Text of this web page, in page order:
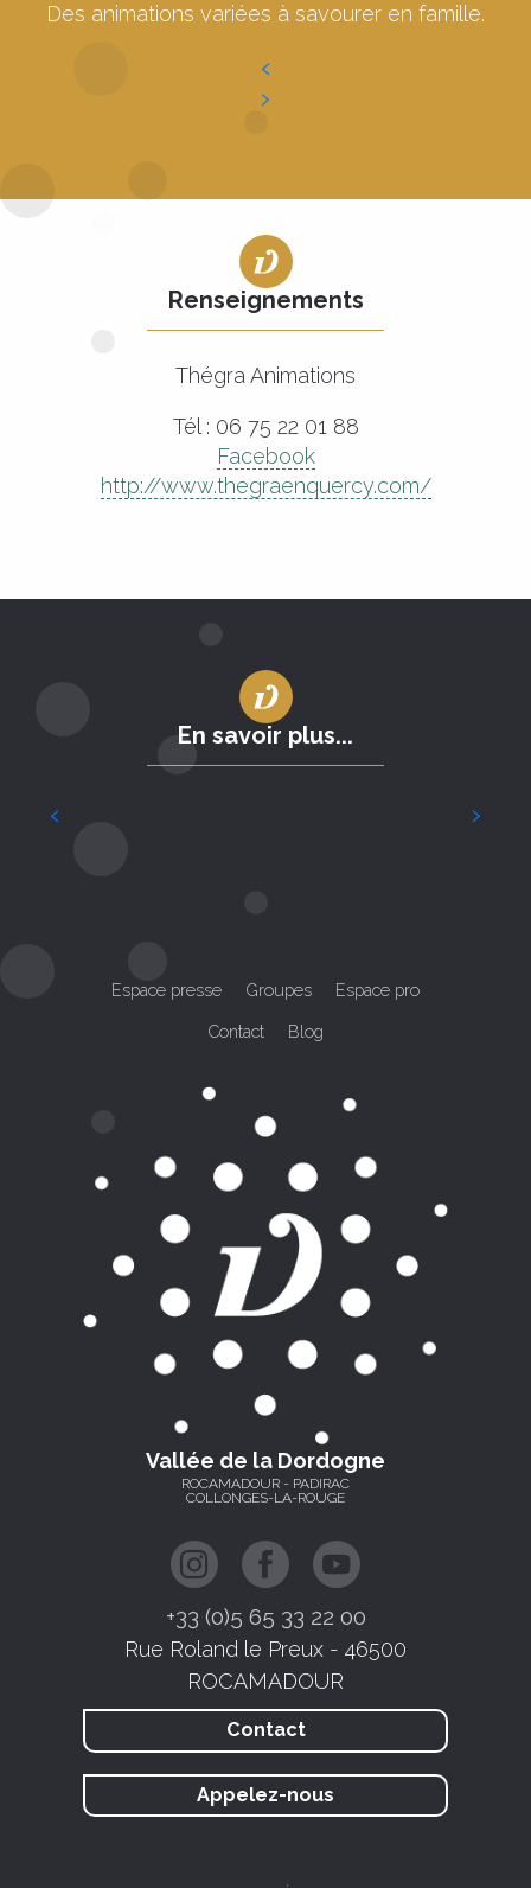
Des animations variées à savourer en famille.
Renseignements
Thégra Animations
Tél : 06 75 22 01 88
Facebook
http://www.thegraenquercy.com/
En savoir plus...
25
Espace presse Groupes Espace pro
Contact Blog
Vallée de la Dordogne
ROCAMADOUR - PADIRAC
COLLONGES-LA-ROUGE
+33 (0)5 65 33 22 00
Rue Roland le Preux - 46500
ROCAMADOUR
Contact
Appelez-nous